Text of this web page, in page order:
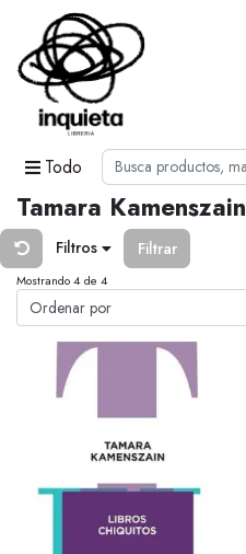
Todo
Tamara Kamenszain
Filtros Filtrar
Mostrando 4 de 4